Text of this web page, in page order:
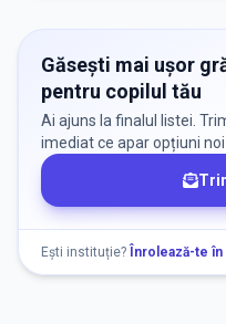
Găsești mai ușor
pentru copilul tău
Ai ajuns la finalul listei.
imediat ce apar opțiuni noi
Ești instituție? Înrolează-te